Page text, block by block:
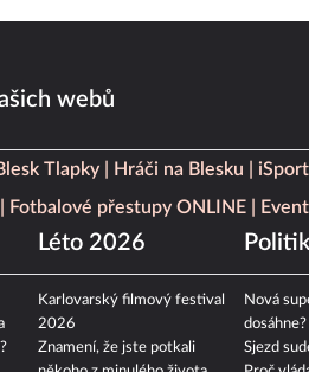
webů
Tlapky Hráči na Blesku
Fotbalové přestupy ONLINE
Léto 2026
Karlovarský filmový festival
2026
Znamení, že jste potkali
Nová
dosáhne?
Sjezd